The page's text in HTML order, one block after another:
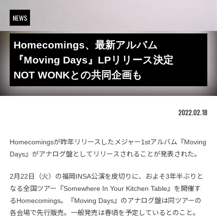
NEWS
Homecomings、最新アルバム
『Moving Days』LPリリース決定
NOT WONKとの共同企画も
2022.02.18
Homecomingsが昨年リリースしたメジャー1stアルバム『Moving
Days』がアナログ盤としてリリースされることが発表された。
2月22日（火）の福岡INSA公演を皮切りに、およそ3年半ぶりと
なる全国ツアー『Somewhere In Your Kitchen Table』を開催す
るHomecomings。『Moving Days』のアナログ盤は同ツアーの
各会場で先行販売。一般発売は春頃を予定しているとのこと。